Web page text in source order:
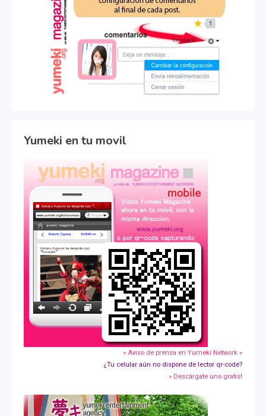
Yumeki en tu movil
» Aviso de prensa en Yumeki Network »
¿Tu celular aún no dispone de lector qr-code?
» Descárgate uno gratis!